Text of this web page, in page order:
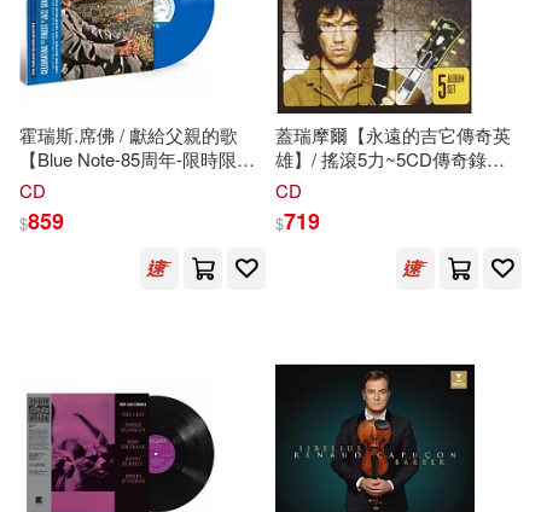
Sanchez Vegara(1)
[印]泰戈爾(1)
[美]歐文 著 [英]斯旺 等 改寫(1)
《名人的真實故事系列叢書》編寫
米歇爾‧努里德薩尼(1)
笛藤(3) 貓頭鷹(3)
Hyperion(2)
Oehms(2)
三采(2)
人民出版社(2)
人民文學出版社(2)
適合平板閱讀(4)
其他 (可複選)
作者/演唱/譯/編/繪(2)
霍瑞斯.席佛 / 獻給父親的歌
【Blue Note-85周年-限時限量
藍色彩膠系列】★RVG錄音瑰
價/DownBeat-4星高評名盤/滾
石爵士-4星高評/流行百科全
星最高推薦! (LP唱片)
CD
$859
蓋瑞摩爾【永遠的吉它傳奇英
雄】/ 搖滾5力~5CD傳奇錄音
套裝典藏[絕版重生最後實體珍
(5CD))
CD
$719